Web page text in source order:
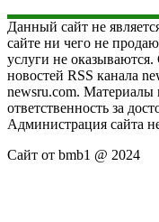
Данный сайт не
сайте ни чего не
услуги не оказываются.
новостей RSS канала
newsru.com. Материалы
ответственность за
Администрация сайта
Сайт от bmb1 @ 2024